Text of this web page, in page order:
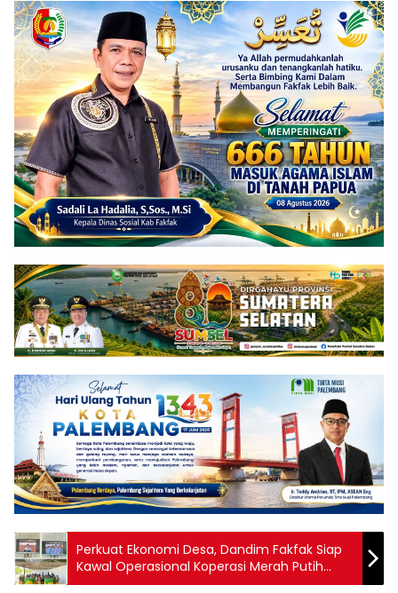
Perkuat Ekonomi Desa, Dandim Fakfak Siap
Kawal Operasional Koperasi Merah Putih
Besutan Presiden Prabowo